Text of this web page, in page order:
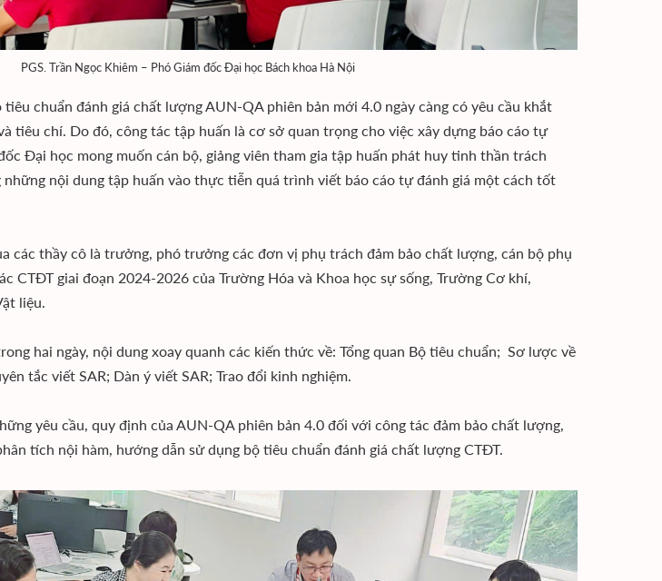
PGS. Trần Ngọc Khiêm – Phó Giám đốc Đại học Bách khoa Hà Nội
tiêu chuẩn đánh giá chất lượng AUN-QA phiên bản mới 4.0 ngày càng có yêu cầu khắt
tiêu chí. Do đó, công tác tập huấn là cơ sở quan trọng cho việc xây dựng báo cáo tự
Đại học mong muốn cán bộ, giảng viên tham gia tập huấn phát huy tinh thần trách
những nội dung tập huấn vào thực tiễn quá trình viết báo cáo tự đánh giá một cách tốt
các thầy cô là trưởng, phó trưởng các đơn vị phụ trách đảm bảo chất lượng, cán bộ phụ
CTĐT giai đoạn 2024-2026 của Trường Hóa và Khoa học sự sống, Trường Cơ khí,
liệu.
hai ngày, nội dung xoay quanh các kiến thức về: Tổng quan Bộ tiêu chuẩn; Sơ lược về
tắc viết SAR; Dàn ý viết SAR; Trao đổi kinh nghiệm.
yêu cầu, quy định của AUN-QA phiên bản 4.0 đối với công tác đảm bảo chất lượng,
tích nội hàm, hướng dẫn sử dụng bộ tiêu chuẩn đánh giá chất lượng CTĐT.